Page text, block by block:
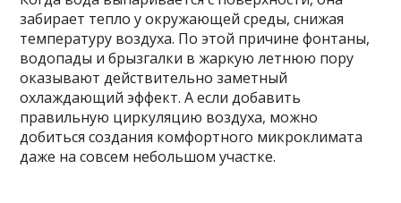
забирает тепло у окружающей среды, снижая
температуру воздуха. По этой причине фонтаны,
водопады и брызгалки в жаркую летнюю пору
оказывают действительно заметный
охлаждающий эффект. А если добавить
правильную циркуляцию воздуха, можно
добиться создания комфортного микроклимата
даже на совсем небольшом участке.